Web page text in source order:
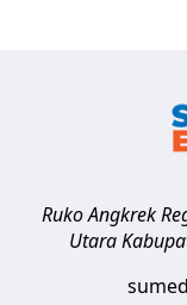
Ruko Angkrek
Utara